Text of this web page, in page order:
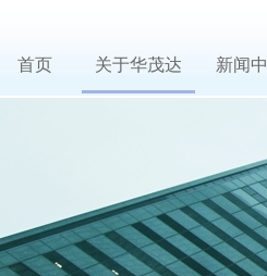
首页 关于华茂达 新闻